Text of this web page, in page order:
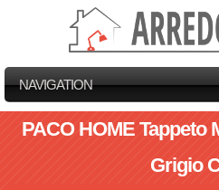
NAVIGATION
PACO HOME Tappeto
Grigio